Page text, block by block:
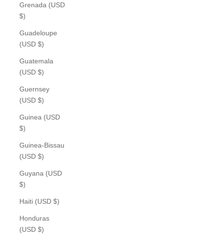
Grenada (USD
$)
Guadeloupe
(USD $)
Guatemala
(USD $)
Guernsey
(USD $)
Guinea (USD
$)
Guinea-Bissau
(USD $)
Guyana (USD
$)
Haiti (USD $)
Honduras
(USD $)